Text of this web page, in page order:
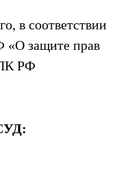
в соответствии
«О защите прав
РФ